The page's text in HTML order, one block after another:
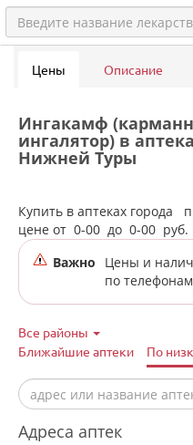
Цены Описание
Ингакамф
ингалятор) в
Нижней Туры
Купить в аптеках города
цене от 0-00 до 0-00 руб.
Важно
Цены и
по
Все районы
Ближайшие аптеки
По
Адреса аптек